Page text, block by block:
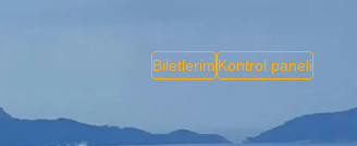
Biletlerim Kontrol paneli